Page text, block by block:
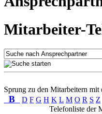
Mitarbeiter-
Sprung zu den Mitarbeitern mit
B D F G H K L M O R S Z
Telefonliste der